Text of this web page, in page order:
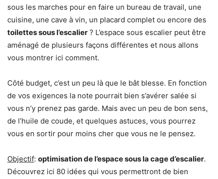
sous les marches pour en faire un bureau de travail, une
cuisine, une cave à vin, un placard complet ou encore des
toilettes sous l’escalier ? L’espace sous escalier peut être
aménagé de plusieurs façons différentes et nous allons
vous montrer ici comment.
Côté budget, c’est un peu là que le bât blesse. En fonction
de vos exigences la note pourrait bien s’avérer salée si
vous n’y prenez pas garde. Mais avec un peu de bon sens,
de l’huile de coude, et quelques astuces, vous pourrez
vous en sortir pour moins cher que vous ne le pensez.
Objectif: optimisation de l’espace sous la cage d’escalier.
Découvrez ici 80 idées qui vous permettront de bien